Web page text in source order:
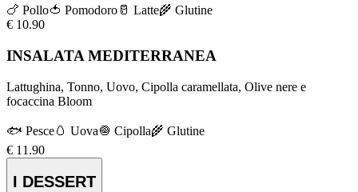
🍗 Pollo🍅 Pomodoro 🥛 Latte🌾 Glutine
€ 10.90
INSALATA MEDITERRANEA
Lattughina, Tonno, Uovo, Cipolla caramellata, Olive nere e
focaccina Bloom
🐟 Pesce🥚 Uova🧅 Cipolla🌾 Glutine
€ 11.90
I DESSERT